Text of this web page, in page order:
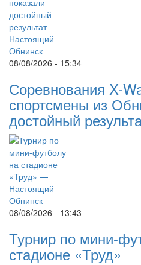
08/08/2026 - 15:34
Соревнования X-
спортсмены из
достойный
08/08/2026 - 13:43
Турнир по мини-
стадионе «Труд»